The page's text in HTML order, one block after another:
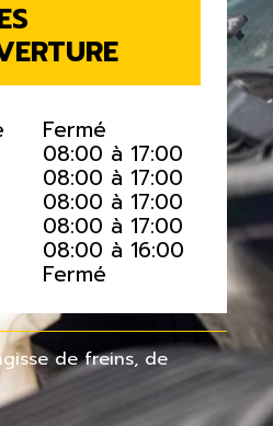
Fermé
08:00 à 17:00
08:00 à 17:00
08:00 à 17:00
08:00 à 17:00
08:00 à 16:00
Fermé
de freins, de